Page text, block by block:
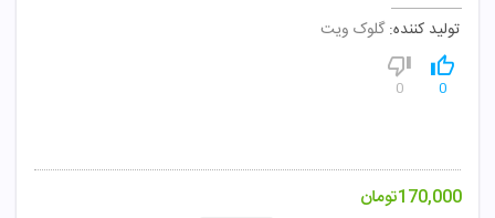
تولید کننده: گلوک ویت
0
0
170,000تومان